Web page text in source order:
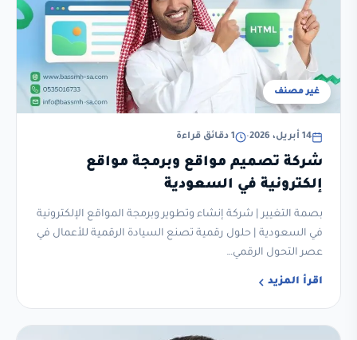
غير مصنف
14 أبريل، 2026 • 1 دقائق قراءة
شركة تصميم مواقع وبرمجة مواقع
إلكترونية في السعودية
بصمة التغيير | شركة إنشاء وتطوير وبرمجة المواقع الإلكترونية
في السعودية | حلول رقمية تصنع السيادة الرقمية للأعمال في
عصر التحول الرقمي…
اقرأ المزيد